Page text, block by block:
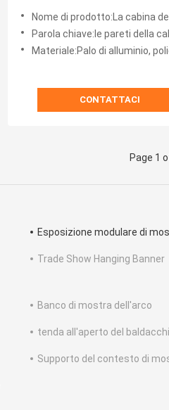
di 20ft visualizzano la cabina
fiera commerciale
Nome di prodotto:La cabina della fiera commerciale del tessuto di tensione visualizza
Parola chiave:le pareti della cabina della
Materiale:Palo di alluminio,
CONTATTACI
Page 1
Esposizione modulare di
Trade Show Hanging Banner
Banco di mostra dell'arco
tenda all'aperto del
Supporto del contesto di